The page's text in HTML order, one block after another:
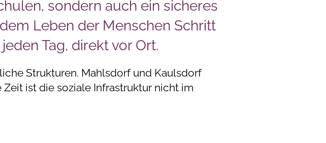
sondern auch ein sicheres
Leben der Menschen Schritt
Tag, direkt vor Ort.
Strukturen. Mahlsdorf und Kaulsdorf
ist die soziale Infrastruktur nicht im